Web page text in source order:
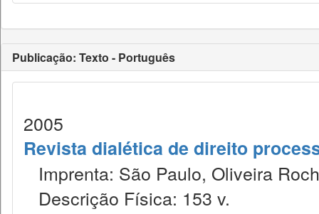
Publicação: Texto - Português
2005
Revista dialética de direito
Imprenta: São Paulo, Oliveira
Descrição Física: 153 v.